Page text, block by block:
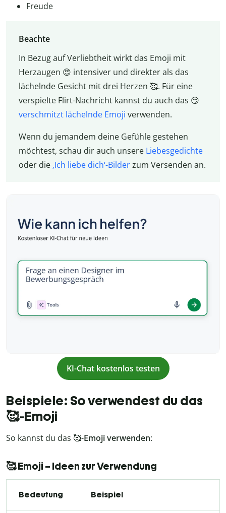
Freude
Beachte
In Bezug auf Verliebtheit wirkt das Emoji mit
Herzaugen 😍 intensiver und direkter als das
lächelnde Gesicht mit drei Herzen 🥰. Für eine
verspielte Flirt-Nachricht kannst du auch das 😏
verschmitzt lächelnde Emoji verwenden.
Wenn du jemandem deine Gefühle gestehen
möchtest, schau dir auch unsere Liebesgedichte
oder die ‚Ich liebe dich‘-Bilderzum Versenden an.
KI-Chat kostenlos testen
Beispiele: So verwendest du das
🥰-Emoji
So kannst du das 🥰-Emoji verwenden:
🥰 Emoji – Ideen zur Verwendung
Bedeutung Beispiel